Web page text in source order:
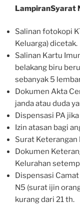
LampiranSyarat
Salinan fotokopi
Keluarga) dicetak.
Salinan Kartu
belakang biru
sebanyak 5
Dokumen Akta
janda atau duda
Dispensasi PA
Izin atasan bagi
Surat Keterangan
Dokumen
Kelurahan
Dispensasi
N5 (surat ijin
kurang dari 21 th.